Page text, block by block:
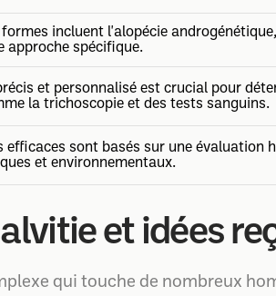
formes incluent l'alopécie
approche spécifique.
et personnalisé est crucial pour
la trichoscopie et des tests sanguins.
efficaces sont basés sur une évaluation
et environnementaux.
et idées
qui touche de nombreux